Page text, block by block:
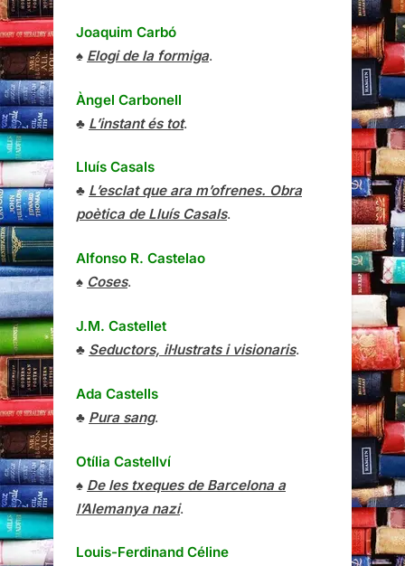
Joaquim Carbó
♠ Elogi de la formiga.
Àngel Carbonell
♣ L’instant és tot.
Lluís Casals
♣ L’esclat que ara m’ofrenes. Obra
poètica de Lluís Casals.
Alfonso R. Castelao
♠ Coses.
J.M. Castellet
♣ Seductors, il·lustrats i visionaris.
Ada Castells
♣ Pura sang.
Otília Castellví
♠ De les txeques de Barcelona a
l’Alemanya nazi.
Louis-Ferdinand Céline